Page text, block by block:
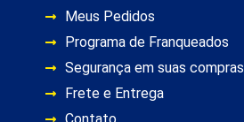
Meus Pedidos
Programa de Franqueados
Segurança em suas compras
Frete e Entrega
Contato